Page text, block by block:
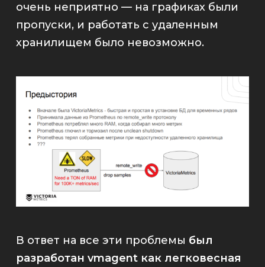
очень неприятно — на графиках были
пропуски, и работать с удаленным
хранилищем было невозможно.
В ответ на все эти проблемы был
разработан vmagentкак легковесная